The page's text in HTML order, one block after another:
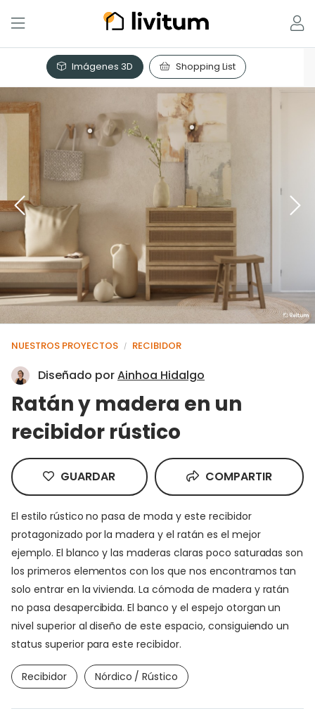
Imágenes 3D Shopping List
NUESTROS PROYECTOS / RECIBIDOR
Diseñado porAinhoa Hidalgo
Ratán y madera en un
recibidor rústico
GUARDAR COMPARTIR
El estilo rústico no pasa de moda y este recibidor
protagonizado por la madera y el ratán es el mejor
ejemplo. El blanco y las maderas claras poco saturadas son
los primeros elementos con los que nos encontramos tan
solo entrar en la vivienda. La cómoda de madera y ratán
no pasa desapercibida. El banco y el espejo otorgan un
nivel superior al diseño de este espacio, consiguiendo un
status superior para este recibidor.
Recibidor Nórdico / Rústico